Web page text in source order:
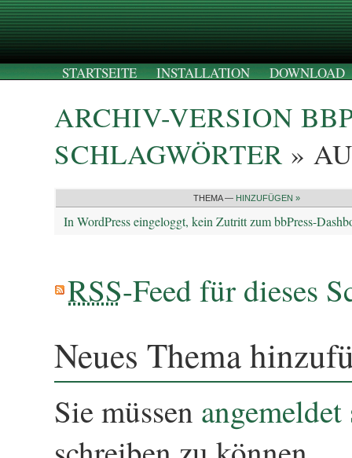
STARTSEITE INSTALLATION DOWNLOAD
ARCHIV-VERSION
SCHLAGWÖRTER»
THEMA — HINZUFÜGEN »
In WordPress eingeloggt, kein Zutritt zum bbPress-
RSS-Feed für dieses
Neues Thema
Sie müssen angemeldet